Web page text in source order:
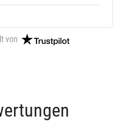
von